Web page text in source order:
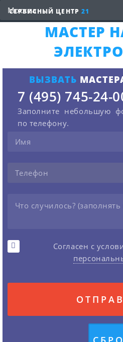
СЕРВИСНЫЙ ЦЕНТР 21
МАСТЕР
ВЫЗВАТЬ
7 (495) 745-24-
Заполните небольшую
по телефону.
Согласен с